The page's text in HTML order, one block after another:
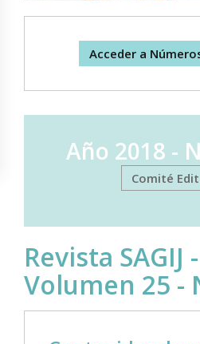
Acceder a
Año 2018
Comité
Revista SAGIJ
Volumen 25 -